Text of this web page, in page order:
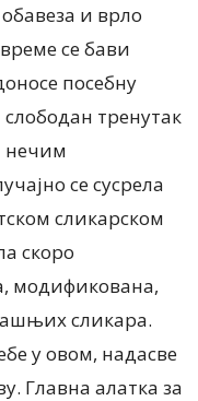
и врло
се бави
посебну
тренутак
нечим
се сусрела
сликарском
скоро
модификована,
сликара.
у овом, надасве
Главна алатка за